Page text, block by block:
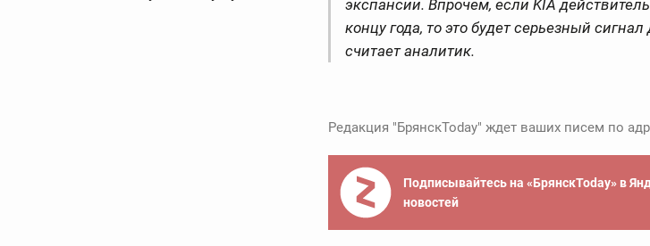
экспансии. Впрочем, если KIA
концу года, то это будет серьезный
считает аналитик.
Редакция "БрянскToday" ждет ваших писем по
Подписывайтесь на «БрянскToday» в
новостей